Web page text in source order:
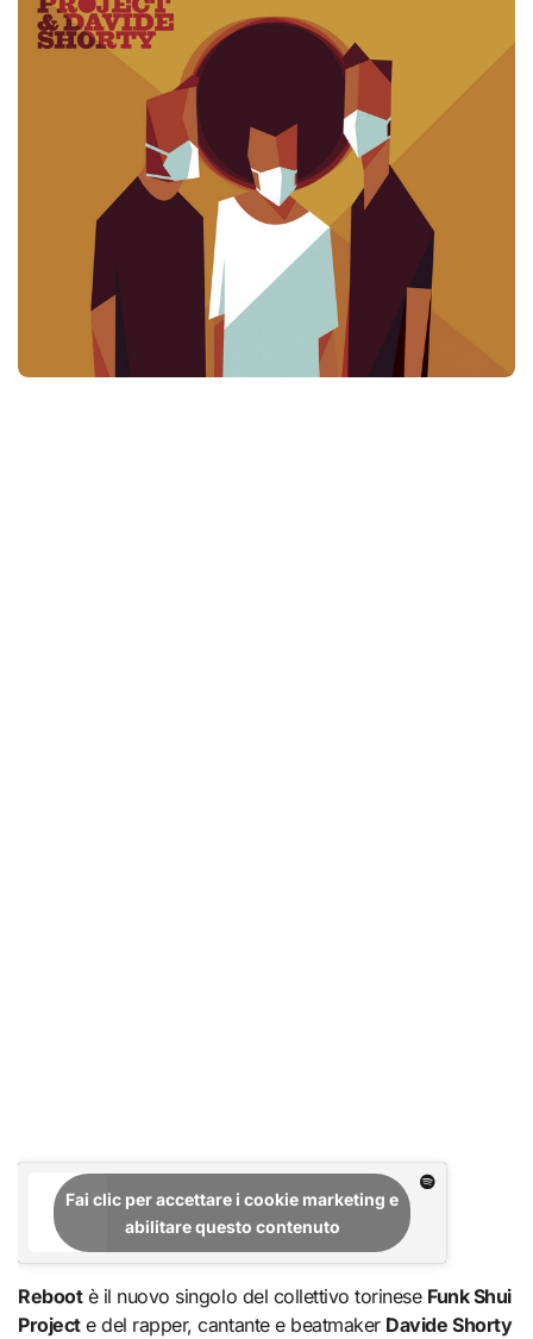
Fai clic per accettare i cookie marketing e
abilitare questo contenuto
Rebootè il nuovo singolo del collettivo torinese Funk Shui
Projecte del rapper, cantante e beatmaker Davide Shorty